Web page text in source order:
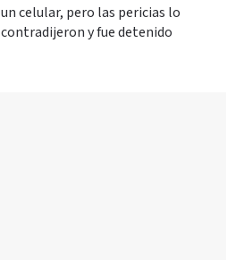
un celular, pero las pericias lo
contradijeron y fue detenido